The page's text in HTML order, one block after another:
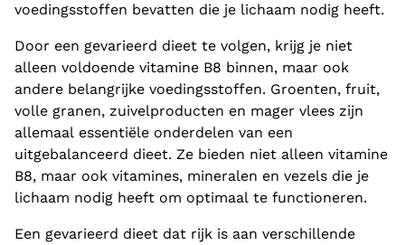
voedingsstoffen bevatten die je lichaam nodig heeft.
Door een gevarieerd dieet te volgen, krijg je niet
alleen voldoende vitamine B8 binnen, maar ook
andere belangrijke voedingsstoffen. Groenten, fruit,
volle granen, zuivelproducten en mager vlees zijn
allemaal essentiële onderdelen van een
uitgebalanceerd dieet. Ze bieden niet alleen vitamine
B8, maar ook vitamines, mineralen en vezels die je
lichaam nodig heeft om optimaal te functioneren.
Een gevarieerd dieet dat rijk is aan verschillende